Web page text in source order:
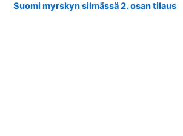
Suomi myrskyn silmässä 2. osan tilaus